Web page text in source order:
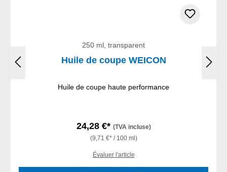
250 ml, transparent
Huile de coupe WEICON
Huile de coupe haute performance
24,28 €* (TVA incluse)
(9,71 €* / 100 ml)
Évaluer l'article